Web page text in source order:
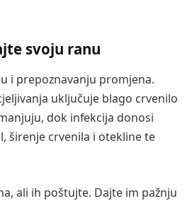
svoju ranu
i prepoznavanju promjena.
uključuje blago crvenilo
dok infekcija donosi
širenje crvenila i otekline te
ali ih poštujte. Dajte im pažnju